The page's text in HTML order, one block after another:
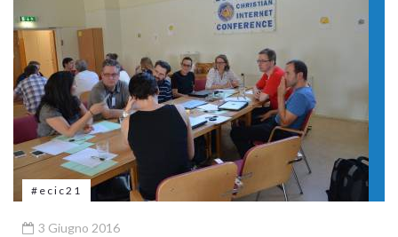
#ecic21
3 Giugno 2016